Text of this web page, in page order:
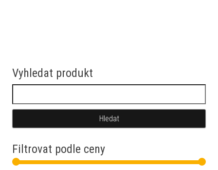
Vyhledat produkt
Filtrovat podle ceny